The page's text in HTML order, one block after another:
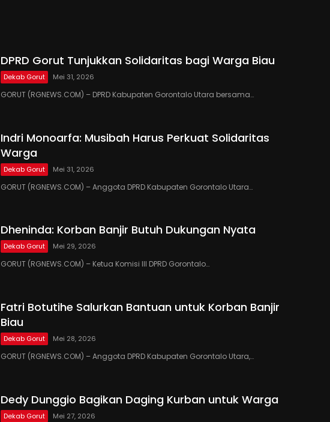
DPRD Gorut Tunjukkan Solidaritas bagi Warga Biau
Dekab Gorut Mei 31, 2026
GORUT (RGNEWS.COM) – DPRD Kabupaten Gorontalo Utara bersama…
Indri Monoarfa: Musibah Harus Perkuat Solidaritas
Warga
Dekab Gorut Mei 31, 2026
GORUT (RGNEWS.COM) – Anggota DPRD Kabupaten Gorontalo Utara…
Dheninda: Korban Banjir Butuh Dukungan Nyata
Dekab Gorut Mei 29, 2026
GORUT (RGNEWS.COM) – Ketua Komisi III DPRD Gorontalo…
Fatri Botutihe Salurkan Bantuan untuk Korban Banjir
Biau
Dekab Gorut Mei 28, 2026
GORUT (RGNEWS.COM) – Anggota DPRD Kabupaten Gorontalo Utara,…
Dedy Dunggio Bagikan Daging Kurban untuk Warga
Dekab Gorut Mei 27, 2026